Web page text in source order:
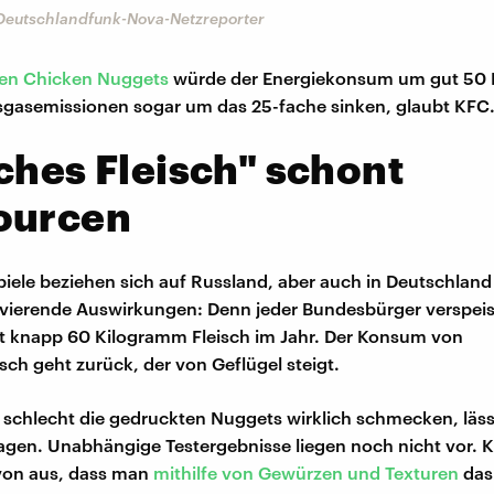
Nova-Netzreporter
Chicken Nuggets würde der Energiekonsum um gut 50
sogar um das 25-fache sinken, glaubt KFC.
Fleisch" schont
beziehen sich auf Russland, aber auch in
Auswirkungen: Denn jeder Bundesbürger
knapp 60 Kilogramm Fleisch im Jahr. Der Konsum von
geht zurück, der von Geflügel steigt.
die gedruckten Nuggets wirklich schmecken,
Unabhängige Testergebnisse liegen noch nicht vor.
aus, dass man mithilfe von Gewürzen und Texturen